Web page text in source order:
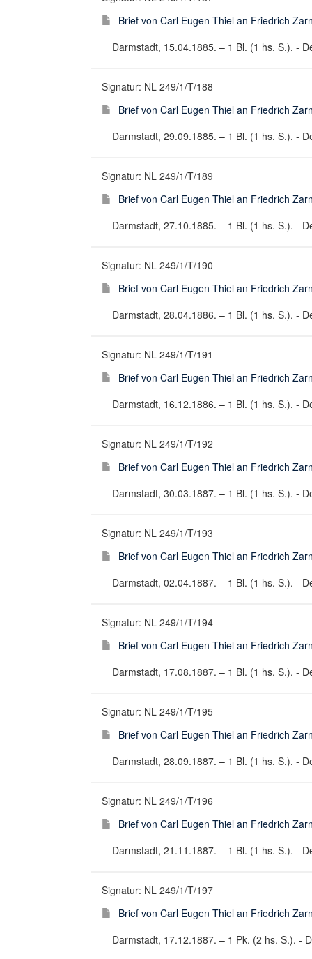
Brief von Carl Eugen Thiel an Friedrich
Darmstadt, 15.04.1885. – 1 Bl. (1 hs. S.). -
Signatur: NL 249/1/T/188
Brief von Carl Eugen Thiel an Friedrich
Darmstadt, 29.09.1885. – 1 Bl. (1 hs. S.). -
Signatur: NL 249/1/T/189
Brief von Carl Eugen Thiel an Friedrich
Darmstadt, 27.10.1885. – 1 Bl. (1 hs. S.). -
Signatur: NL 249/1/T/190
Brief von Carl Eugen Thiel an Friedrich
Darmstadt, 28.04.1886. – 1 Bl. (1 hs. S.). -
Signatur: NL 249/1/T/191
Brief von Carl Eugen Thiel an Friedrich
Darmstadt, 16.12.1886. – 1 Bl. (1 hs. S.). -
Signatur: NL 249/1/T/192
Brief von Carl Eugen Thiel an Friedrich
Darmstadt, 30.03.1887. – 1 Bl. (1 hs. S.). -
Signatur: NL 249/1/T/193
Brief von Carl Eugen Thiel an Friedrich
Darmstadt, 02.04.1887. – 1 Bl. (1 hs. S.). -
Signatur: NL 249/1/T/194
Brief von Carl Eugen Thiel an Friedrich
Darmstadt, 17.08.1887. – 1 Bl. (1 hs. S.). -
Signatur: NL 249/1/T/195
Brief von Carl Eugen Thiel an Friedrich
Darmstadt, 28.09.1887. – 1 Bl. (1 hs. S.). -
Signatur: NL 249/1/T/196
Brief von Carl Eugen Thiel an Friedrich
Darmstadt, 21.11.1887. – 1 Bl. (1 hs. S.). -
Signatur: NL 249/1/T/197
Brief von Carl Eugen Thiel an Friedrich
Darmstadt, 17.12.1887. – 1 Pk. (2 hs. S.). -